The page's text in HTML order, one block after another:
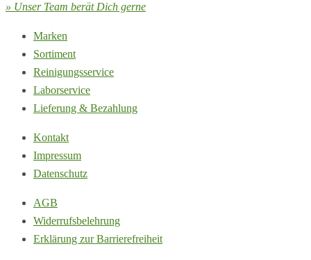
» Unser Team berät Dich gerne
Marken
Sortiment
Reinigungsservice
Laborservice
Lieferung & Bezahlung
Kontakt
Impressum
Datenschutz
AGB
Widerrufsbelehrung
Erklärung zur Barrierefreiheit